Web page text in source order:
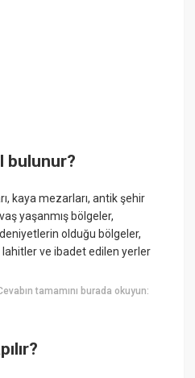
bulunur?
kaya mezarları, antik şehir
yaşanmış bölgeler,
olduğu bölgeler,
lahitler ve ibadet edilen yerler
tamamını burada okuyun: